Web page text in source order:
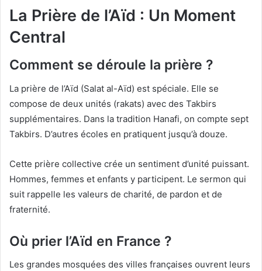
La Prière de l’Aïd : Un Moment
Central
Comment se déroule la prière ?
La prière de l’Aïd (Salat al-Aïd) est spéciale. Elle se
compose de deux unités (rakats) avec des Takbirs
supplémentaires. Dans la tradition Hanafi, on compte sept
Takbirs. D’autres écoles en pratiquent jusqu’à douze.
Cette prière collective crée un sentiment d’unité puissant.
Hommes, femmes et enfants y participent. Le sermon qui
suit rappelle les valeurs de charité, de pardon et de
fraternité.
Où prier l’Aïd en France ?
Les grandes mosquées des villes françaises ouvrent leurs